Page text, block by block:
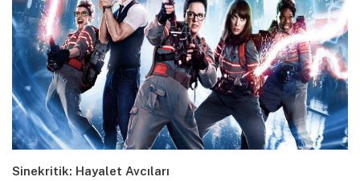
Sinekritik: Hayalet Avcıları